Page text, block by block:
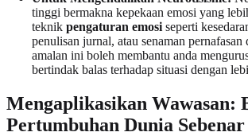
tinggi bermakna kepekaan emosi yang
teknik pengaturan emosi seperti
penulisan jurnal, atau senaman
amalan ini boleh membantu anda
bertindak balas terhadap situasi dengan
Mengaplikasikan Wawasan:
Pertumbuhan Dunia Sebenar